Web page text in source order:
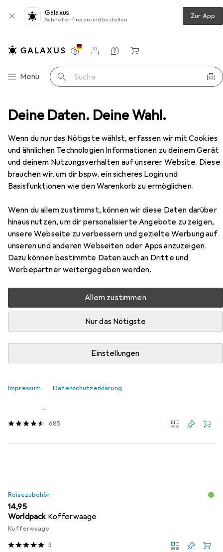
Deine Daten. Deine Wahl.
Wenn du nur das Nötigste wählst, erfassen wir mit Cookies
und ähnlichen Technologien Informationen zu deinem Gerät
und deinem Nutzungsverhalten auf unserer Website. Diese
brauchen wir, um dir bspw. ein sicheres Login und
Basisfunktionen wie den Warenkorb zu ermöglichen.
Wenn du allem zustimmst, können wir diese Daten darüber
hinaus nutzen, um dir personalisierte Angebote zu zeigen,
unsere Webseite zu verbessern und gezielte Werbung auf
unseren und anderen Webseiten oder Apps anzuzeigen.
Dazu können bestimmte Daten auch an Dritte und
Werbepartner weitergegeben werden.
Allem zustimmen
Nur das Nötigste
Einstellungen
Impressum Datenschutzerklärung
Galaxus
Schneller finden und bestellen Zur App
Navigation nach Kategorien
Menü Suche
Einstellungen
Kundenkonto
Vergleichslisten
Merklisten
Warenkorb
+ Zubehör Koffer Hedgren Stripe Nest Set
EUR
449,–
HedgrenStripe Nest Set
105.30 l
Zubehör für Hedgren Stripe Nest
Set
Stripe Nest Set aus der Kategorie Reisezubehör.
Relevanz
Produktliste
EUR
18,82
685
Reisezubehör
EUR
14,95
Worldpack Kofferwaage
Kofferwaage
3